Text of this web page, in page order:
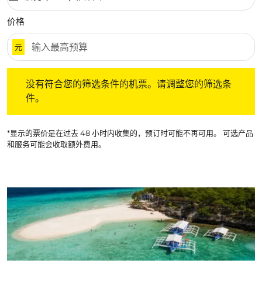
价格
元
没有符合您的筛选条件的机票。请调整您的筛选条
件。
*显示的票价是在过去 48 小时内收集的，预订时可能不再可用。 可选产品
和服务可能会收取额外费用。